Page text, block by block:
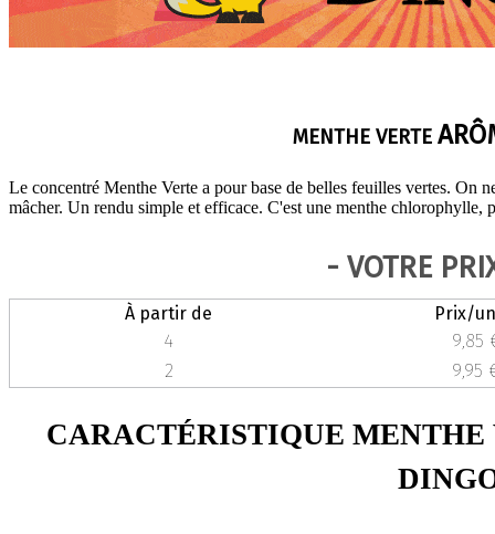
MENTHE VERTE
Le concentré Menthe Verte a pour base de belles feuilles vertes. On
mâcher. Un rendu simple et efficace. C'est une menthe chlorophylle,
- VOTRE
À partir de Prix/
4
9,85
2
9,95
CARACTÉRISTIQUE